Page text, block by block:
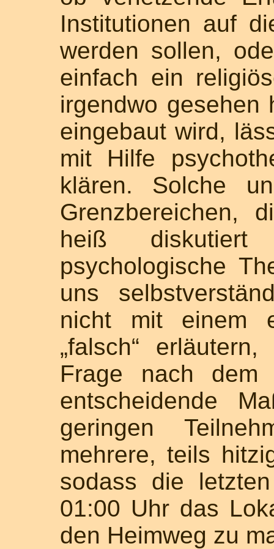
Institutionen auf
werden sollen,
einfach ein
irgendwo gesehen
eingebaut wird,
mit Hilfe
klären. Solche
Grenzbereichen,
heiß
psychologische
uns
nicht mit einem
„falsch“
Frage nach dem
entscheidende
geringen
mehrere, teils
sodass die
01:00 Uhr das
den Heimweg zu